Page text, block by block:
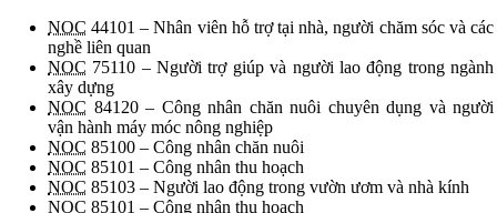
NOC 44101 – Nhân viên hỗ trợ tại nhà, người chăm sóc và các
nghề liên quan
NOC 75110 – Người trợ giúp và người lao động trong ngành
xây dựng
NOC 84120 – Công nhân chăn nuôi chuyên dụng và người
vận hành máy móc nông nghiệp
NOC 85100 – Công nhân chăn nuôi
NOC 85101 – Công nhân thu hoạch
NOC 85103 – Người lao động trong vườn ươm và nhà kính
NOC 85101 – Công nhân thu hoạch